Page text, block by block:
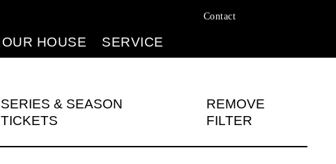
OUR HOUSE SERVICE
Contact
SERIES & SEASON
TICKETS
REMOVE
FILTER